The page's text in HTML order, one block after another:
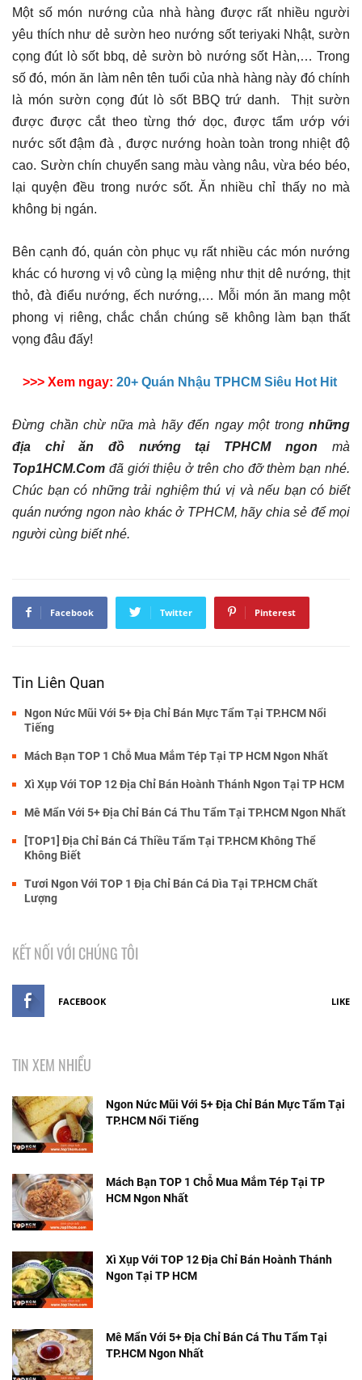
Một số món nướng của nhà hàng được rất nhiều người
yêu thích như dẻ sườn heo nướng sốt teriyaki Nhật, sườn
cọng đút lò sốt bbq, dẻ sườn bò nướng sốt Hàn,… Trong
số đó, món ăn làm nên tên tuổi của nhà hàng này đó chính
là món sườn cọng đút lò sốt BBQ trứ danh. Thịt sườn
được được cắt theo từng thớ dọc, được tẩm ướp với
nước sốt đậm đà , được nướng hoàn toàn trong nhiệt độ
cao. Sườn chín chuyển sang màu vàng nâu, vừa béo béo,
lại quyện đều trong nước sốt. Ăn nhiều chỉ thấy no mà
không bị ngán.
Bên cạnh đó, quán còn phục vụ rất nhiều các món nướng
khác có hương vị vô cùng lạ miệng như thịt dê nướng, thịt
thỏ, đà điểu nướng, ếch nướng,… Mỗi món ăn mang một
phong vị riêng, chắc chắn chúng sẽ không làm bạn thất
vọng đâu đấy!
>>> Xem ngay: 20+ Quán Nhậu TPHCM Siêu Hot Hit
Đừng chần chừ nữa mà hãy đến ngay một trong những
địa chỉ ăn đồ nướng tại TPHCM ngon mà
Top1HCM.Com đã giới thiệu ở trên cho đỡ thèm bạn nhé.
Chúc bạn có những trải nghiệm thú vị và nếu bạn có biết
quán nướng ngon nào khác ở TPHCM, hãy chia sẻ để mọi
người cùng biết nhé.
Facebook Twitter Pinterest
Tin Liên Quan
Ngon Nức Mũi Với 5+ Địa Chỉ Bán Mực Tẩm Tại TP.HCM Nổi
Tiếng
Mách Bạn TOP 1 Chỗ Mua Mắm Tép Tại TP HCM Ngon Nhất
Xì Xụp Với TOP 12 Địa Chỉ Bán Hoành Thánh Ngon Tại TP HCM
Mê Mẩn Với 5+ Địa Chỉ Bán Cá Thu Tẩm Tại TP.HCM Ngon Nhất
[TOP1] Địa Chỉ Bán Cá Thiều Tẩm Tại TP.HCM Không Thể
Không Biết
Tươi Ngon Với TOP 1 Địa Chỉ Bán Cá Dìa Tại TP.HCM Chất
Lượng
KẾT NỐI VỚI CHÚNG TÔI
FACEBOOK LIKE
TIN XEM NHIỀU
Ngon Nức Mũi Với 5+ Địa Chỉ Bán Mực Tẩm Tại
TP.HCM Nổi Tiếng
Mách Bạn TOP 1 Chỗ Mua Mắm Tép Tại TP
HCM Ngon Nhất
Xì Xụp Với TOP 12 Địa Chỉ Bán Hoành Thánh
Ngon Tại TP HCM
Mê Mẩn Với 5+ Địa Chỉ Bán Cá Thu Tẩm Tại
TP.HCM Ngon Nhất